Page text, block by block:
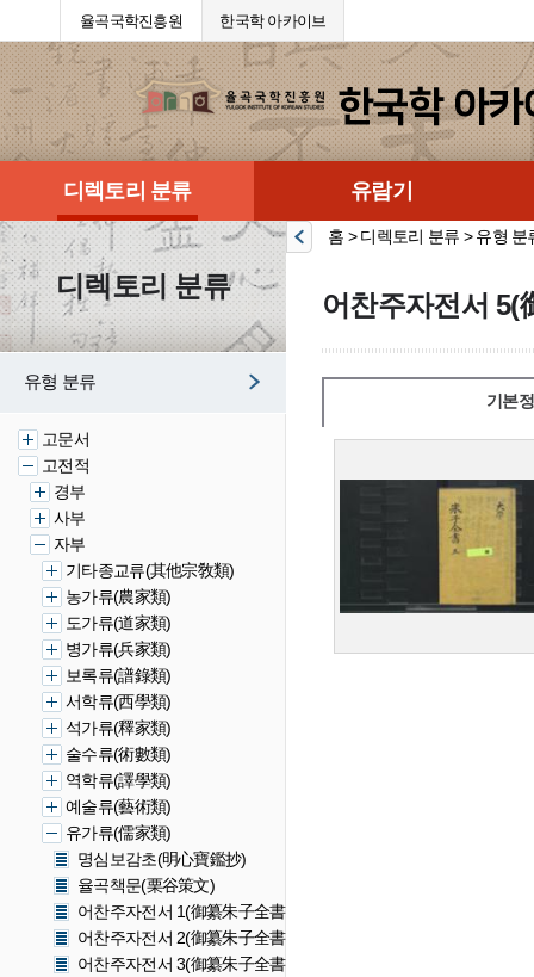
율곡국학진흥원 한국학 아카이브
디렉토리 분류 유람기
디렉토리 분류
유형 분류
고문서
고전적
경부
사부
자부
기타종교류(其他宗敎類)
농가류(農家類)
도가류(道家類)
병가류(兵家類)
보록류(譜錄類)
서학류(西學類)
석가류(釋家類)
술수류(術數類)
역학류(譯學類)
예술류(藝術類)
유가류(儒家類)
명심보감초(明心寶鑑抄)
율곡책문(栗谷策文)
어찬주자전서 1(御纂朱子全書 1)
어찬주자전서 2(御纂朱子全書 2)
어찬주자전서 3(御纂朱子全書 3)
홈 > 디렉토리 분류 > 유형 분
어찬주자전서 5(
기본